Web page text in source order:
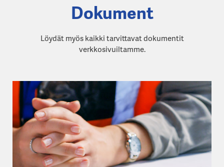
Dokument
Löydät myös kaikki tarvittavat dokumentit
verkkosivuiltamme.